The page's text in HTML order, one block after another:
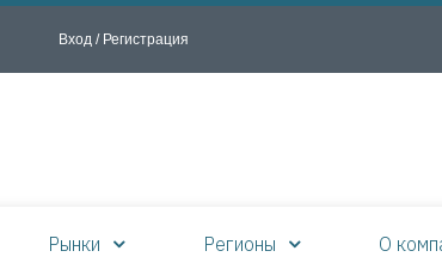
Вход / Регистрация
Рынки Регионы О